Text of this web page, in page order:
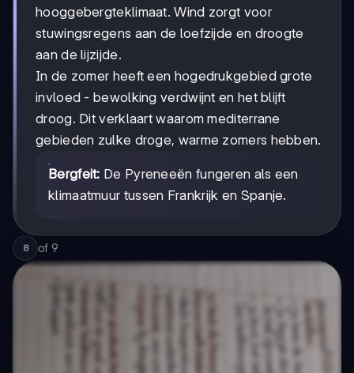
hooggebergteklimaat. Wind zorgt voor
stuwingsregens aan de loefzijde en droogte
aan de lijzijde.
In de zomer heeft een hogedrukgebied grote
invloed - bewolking verdwijnt en het blijft
droog. Dit verklaart waarom mediterrane
gebieden zulke droge, warme zomers hebben.
Bergfeit: De Pyreneeën fungeren als een
klimaatmuur tussen Frankrijk en Spanje.
8 of 9